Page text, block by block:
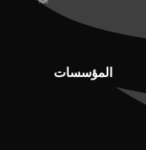
المؤسسات